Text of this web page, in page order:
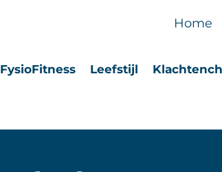
Home
FysioFitness Leefstijl